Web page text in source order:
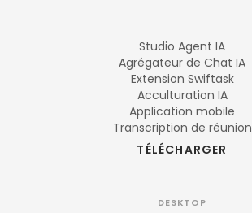
Studio Agent IA
Agrégateur de Chat IA
Extension Swiftask
Acculturation IA
Application mobile
Transcription de réunion
TÉLÉCHARGER
DESKTOP